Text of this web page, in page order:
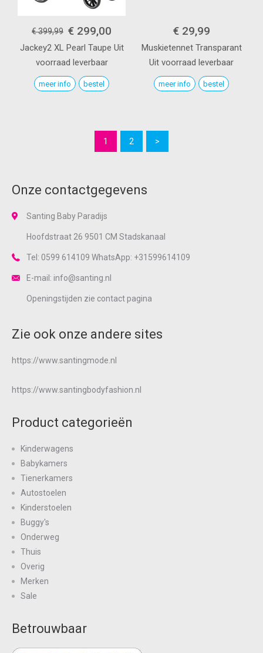
€ 399,99 € 299,00
Jackey2 XL Pearl Taupe Uit
voorraad leverbaar
meer info bestel
€ 29,99
Muskietennet Transparant
Uit voorraad leverbaar
meer info bestel
1 2 >
Onze contactgegevens
Santing Baby Paradijs
Hoofdstraat 26 9501 CM Stadskanaal
Tel: 0599 614109 WhatsApp: +31599614109
E-mail: info@santing.nl
Openingstijden zie contactpagina
Zie ook onze andere sites
https://www.santingmode.nl
https://www.santingbodyfashion.nl
Product categorieën
Kinderwagens
Babykamers
Tienerkamers
Autostoelen
Kinderstoelen
Buggy's
Onderweg
Thuis
Overig
Merken
Sale
Betrouwbaar